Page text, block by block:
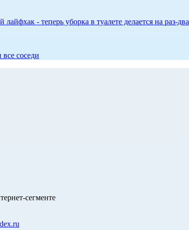
- теперь уборка в туалете делается на раз-два
соседи
сегменте